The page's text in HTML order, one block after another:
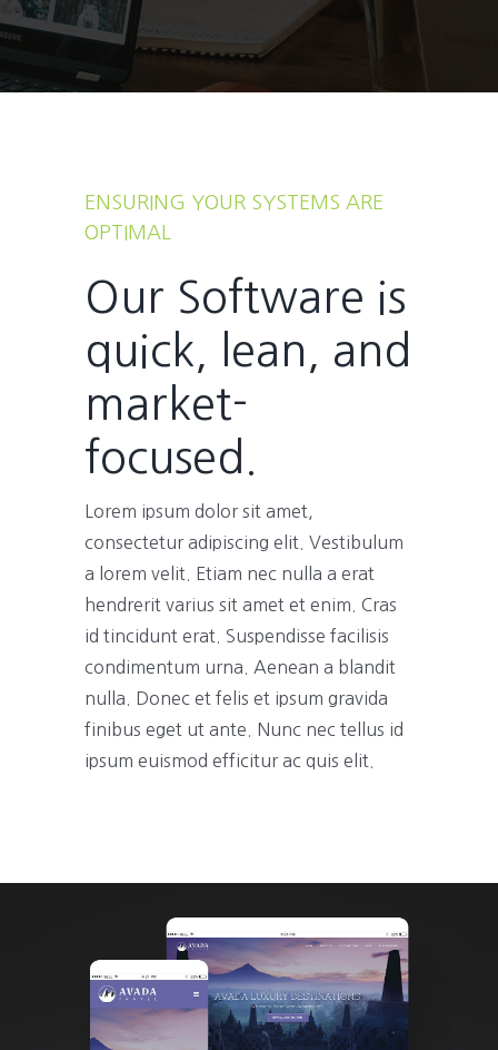
ENSURING YOUR SYSTEMS ARE
OPTIMAL
Our Software is
quick, lean, and
market-
focused.
Lorem ipsum dolor sit amet,
consectetur adipiscing elit. Vestibulum
a lorem velit. Etiam nec nulla a erat
hendrerit varius sit amet et enim. Cras
id tincidunt erat. Suspendisse facilisis
condimentum urna. Aenean a blandit
nulla. Donec et felis et ipsum gravida
finibus eget ut ante. Nunc nec tellus id
ipsum euismod efficitur ac quis elit.